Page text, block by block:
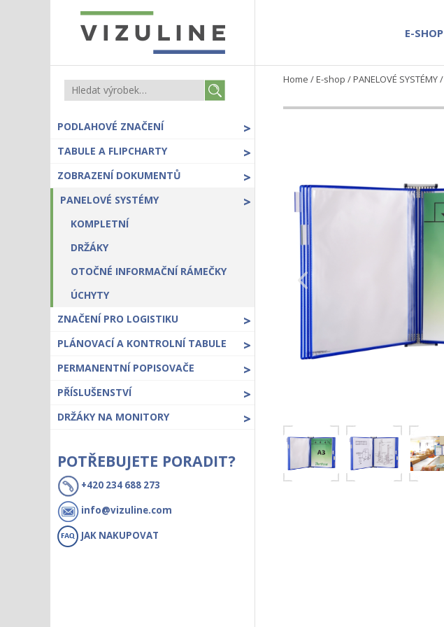
E-SHOP
PODLAHOVÉ ZNAČENÍ >
TABULE A FLIPCHARTY >
ZOBRAZENÍ DOKUMENTŮ >
PANELOVÉ SYSTÉMY >
KOMPLETNÍ
DRŽÁKY
OTOČNÉ INFORMAČNÍ RÁMEČKY
ÚCHYTY
ZNAČENÍ PRO LOGISTIKU
>
PLÁNOVACÍ A KONTROLNÍ TABULE >
PERMANENTNÍ POPISOVAČE >
PŘÍSLUŠENSTVÍ >
DRŽÁKY NA MONITORY >
POTŘEBUJETE PORADIT?
+420 234 688 273
info@vizuline.com
JAK NAKUPOVAT
Home /E-shop /PANELOVÉ SYSTÉMY/